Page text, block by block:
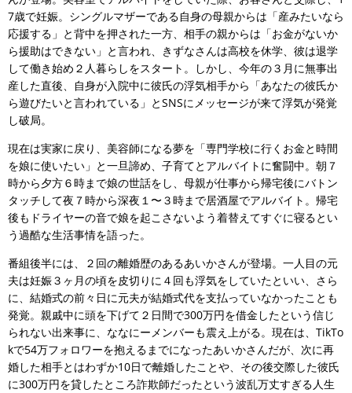
7歳で妊娠。シングルマザーである自身の母親からは「産みたいなら
応援する」と背中を押された一方、相手の親からは「お金がないか
ら援助はできない」と言われ、きずなさんは高校を休学、彼は退学
して働き始め２人暮らしをスタート。しかし、今年の３月に無事出
産した直後、自身が入院中に彼氏の浮気相手から「あなたの彼氏か
ら遊びたいと言われている」とSNSにメッセージが来て浮気が発覚
し破局。
現在は実家に戻り、美容師になる夢を「専門学校に行くお金と時間
を娘に使いたい」と一旦諦め、子育てとアルバイトに奮闘中。朝７
時から夕方６時まで娘の世話をし、母親が仕事から帰宅後にバトン
タッチして夜７時から深夜１〜３時まで居酒屋でアルバイト。帰宅
後もドライヤーの音で娘を起こさないよう着替えてすぐに寝るとい
う過酷な生活事情を語った。
番組後半には、２回の離婚歴のあるあいかさんが登場。一人目の元
夫は妊娠３ヶ月の頃を皮切りに４回も浮気をしていたといい、さら
に、結婚式の前々日に元夫が結婚式代を支払っていなかったことも
発覚。親戚中に頭を下げて２日間で300万円を借金したという信じ
られない出来事に、ななにーメンバーも震え上がる。現在は、TikTo
kで54万フォロワーを抱えるまでになったあいかさんだが、次に再
婚した相手とはわずか10日で離婚したことや、その後交際した彼氏
に300万円を貸したところ詐欺師だったという波乱万丈すぎる人生